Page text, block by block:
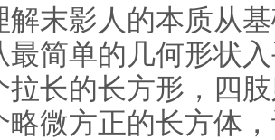
解末影人的本质从
最简单的几何形状
拉长的长方形，四
略微方正的长方体